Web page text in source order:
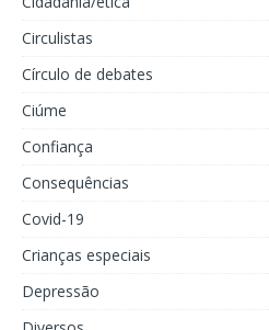
Circulistas
Círculo de debates
Ciúme
Confiança
Consequências
Covid-19
Crianças especiais
Depressão